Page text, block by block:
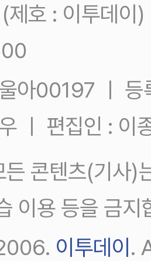
제호 : 이투데
아00197 ㅣ
ㅣ 편집인 : 이
든 콘텐츠(기사)
이용 등을 금지
이투데이 .